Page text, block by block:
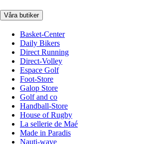
Våra butiker
Basket-Center
Daily Bikers
Direct Running
Direct-Volley
Espace Golf
Foot-Store
Galop Store
Golf and co
Handball-Store
House of Rugby
La sellerie de Maé
Made in Paradis
Nauti-wave